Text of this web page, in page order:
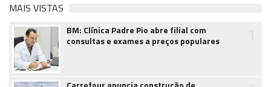
MAIS VISTAS
BM: Clínica Padre Pio abre filial com
consultas e exames a preços populares